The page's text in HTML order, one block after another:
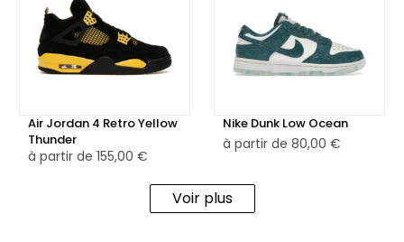
Air Jordan 4 Retro Yellow
Thunder
à partir de 155,00 €
Nike Dunk Low Ocean
à partir de 80,00 €
Voir plus